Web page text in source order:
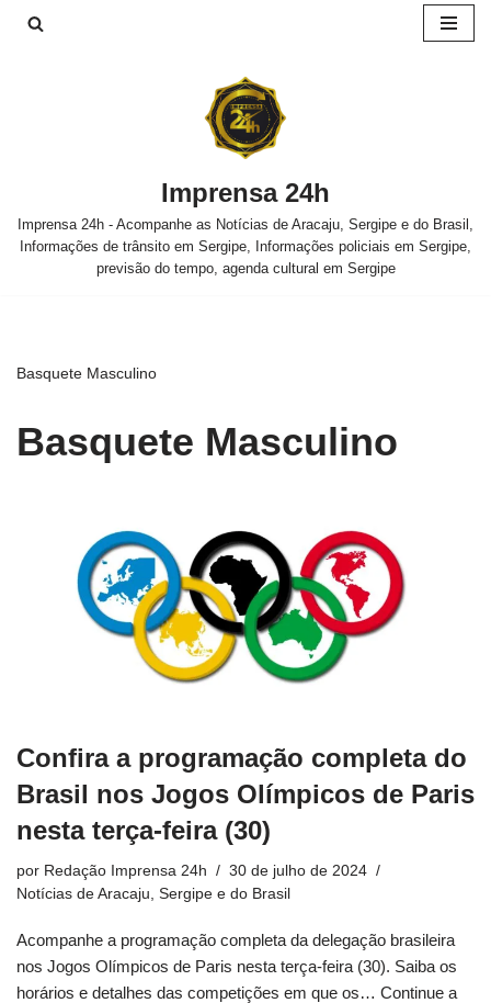
Imprensa 24h
Imprensa 24h - Acompanhe as Notícias de Aracaju, Sergipe e do Brasil,
Informações de trânsito em Sergipe, Informações policiais em Sergipe,
previsão do tempo, agenda cultural em Sergipe
Basquete Masculino
Basquete Masculino
Confira a programação completa do
Brasil nos Jogos Olímpicos de Paris
nesta terça-feira (30)
por Redação Imprensa 24h
30 de julho de 2024
Notícias de Aracaju, Sergipe e do Brasil
Acompanhe a programação completa da delegação brasileira
nos Jogos Olímpicos de Paris nesta terça-feira (30). Saiba os
horários e detalhes das competições em que os… Continue a